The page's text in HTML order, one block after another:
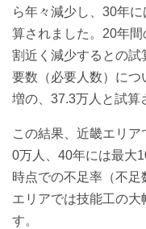
ら年々減少し、30年
算されました。20年
割近く減少するとの
要数（必要人数）につ
増の、37.3万人と試算
この結果、近畿エリ
0万人、40年には最大
時点での不足率（不
エリアでは技能工の大
す。